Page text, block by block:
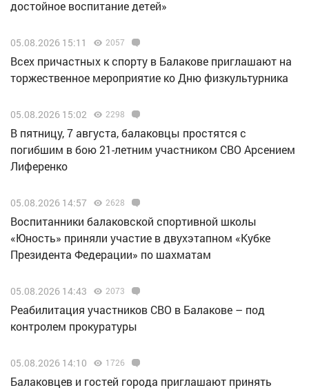
достойное воспитание детей»
05.08.2026 15:11 2057
Всех причастных к спорту в Балакове приглашают на
торжественное мероприятие ко Дню физкультурника
05.08.2026 15:02 2298
В пятницу, 7 августа, балаковцы простятся с
погибшим в бою 21-летним участником СВО Арсением
Лиференко
05.08.2026 14:57 2628
Воспитанники балаковской спортивной школы
«Юность» приняли участие в двухэтапном «Кубке
Президента Федерации» по шахматам
05.08.2026 14:43 2073
Реабилитация участников СВО в Балакове – под
контролем прокуратуры
05.08.2026 14:10 1726
Балаковцев и гостей города приглашают принять